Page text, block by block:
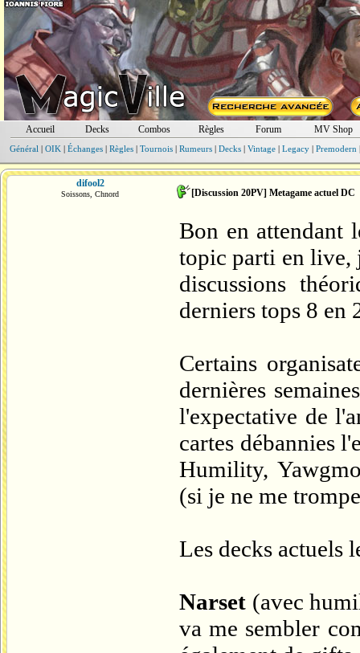
Accueil Decks Combos Règles Forum MV Shop
Général | OIK | Échanges| Règles| Tournois| Rumeurs| Decks| Vintage| Legacy| Premodern
difool2
Soissons, Chnord [Discussion 20PV] Metagame actuel DC
Bon en attendant
topic parti en live,
discussions
derniers tops 8 en
Certains
dernières
l'expectative de
cartes débannies
Humility,
(si je ne me
Les decks actuels
Narset (avec
va me sembler